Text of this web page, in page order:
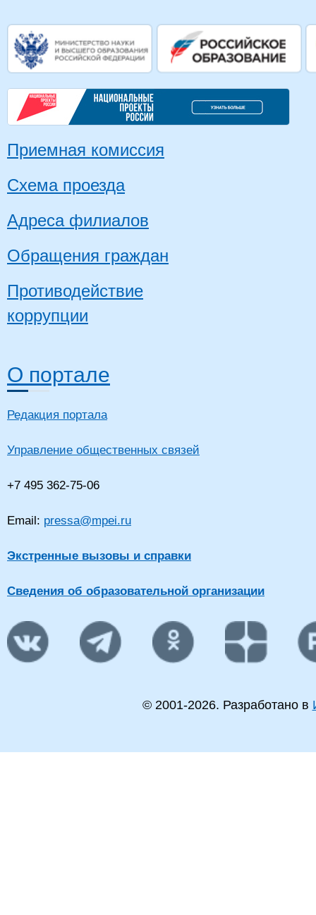
Приемная комиссия
Схема проезда
Адреса филиалов
Обращения граждан
Противодействие
коррупции
О портале
Редакция портала
Управление общественных связей
+7 495 362-75-06
Email: pressa@mpei.ru
Экстренные вызовы и справки
Сведения об образовательной организации
© 2001-2026. Разработано в